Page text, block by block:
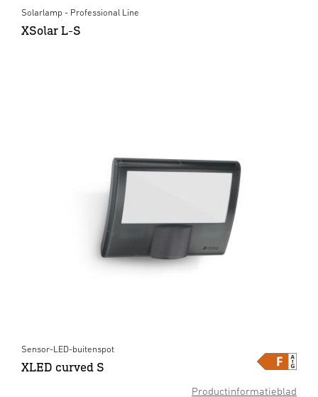
Solarlamp - Professional Line
XSolar L-S
Productinformatieblad
Sensor-LED-buitenspot
XLED curved S